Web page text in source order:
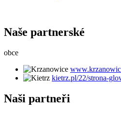
Naše partnerské
obce
kietrz.pl/22/strona-
Naši partneři